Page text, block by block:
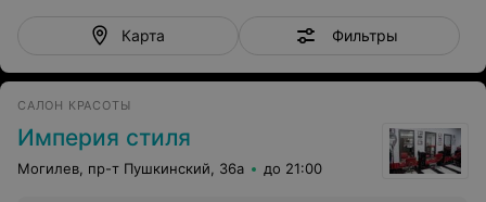
Карта Фильтры
САЛОН КРАСОТЫ
Империя стиля
Могилев, пр-т Пушкинский, 36а до 21:00